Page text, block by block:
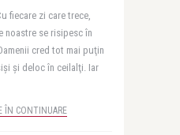
fiecare zi care trece,
noastre se risipesc în
cred tot mai puţin
şi deloc în ceilalţi. Iar
ÎN CONTINUARE